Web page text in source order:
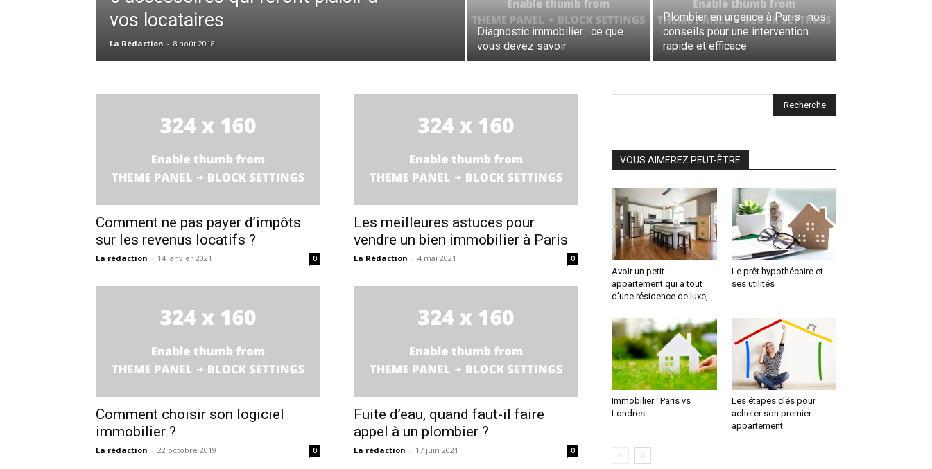
vos locataires
La Rédaction - 8 août 2018
Diagnostic immobilier : ce que
vous devez savoir
Plombier en urgence à Paris : nos
conseils pour une intervention
rapide et efficace
Comment ne pas payer d’impôts
sur les revenus locatifs ?
La rédaction - 14 janvier 2021 0
Les meilleures astuces pour
vendre un bien immobilier à Paris
La Rédaction - 4 mai 2021 0
Comment choisir son logiciel
immobilier ?
La rédaction - 22 octobre 2019 0
Fuite d’eau, quand faut-il faire
appel à un plombier ?
La rédaction - 17 juin 2021 0
VOUS AIMEREZ PEUT-ÊTRE
Avoir un petit
appartement qui a tout
d’une résidence de luxe,...
Le prêt hypothécaire et
ses utilités
Immobilier : Paris vs
Londres
Les étapes clés pour
acheter son premier
appartement